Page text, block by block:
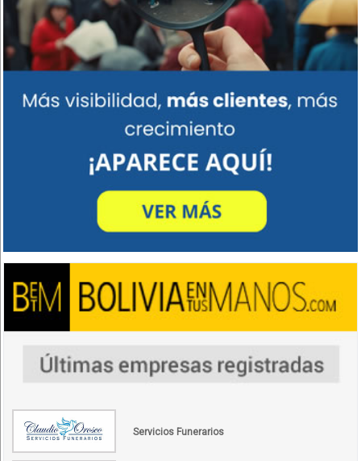
Servicios Funerarios